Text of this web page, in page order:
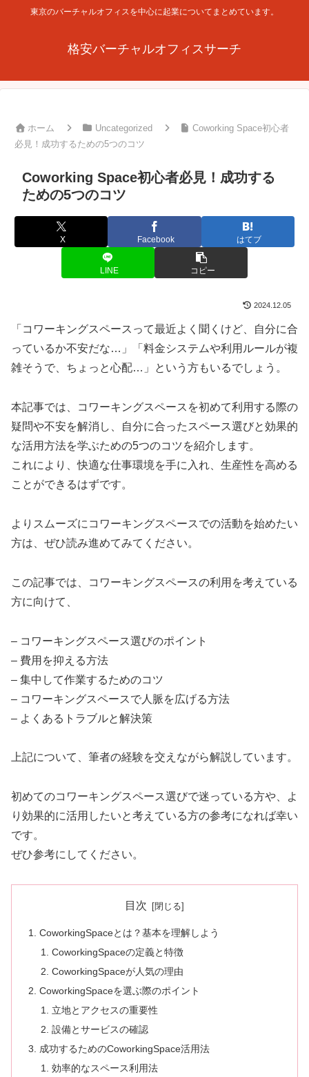
東京のバーチャルオフィスを中心に起業についてまとめています。
格安バーチャルオフィスサーチ
ホーム Uncategorized
Coworking Space初心者
必見！成功するための5つのコツ
Coworking Space初心者必見！成功する
ための5つのコツ
X Facebook はてブ
LINE コピー
2024.12.05
「コワーキングスペースって最近よく聞くけど、自分に合
っているか不安だな…」「料金システムや利用ルールが複
雑そうで、ちょっと心配…」という方もいるでしょう。
本記事では、コワーキングスペースを初めて利用する際の
疑問や不安を解消し、自分に合ったスペース選びと効果的
な活用方法を学ぶための5つのコツを紹介します。
これにより、快適な仕事環境を手に入れ、生産性を高める
ことができるはずです。
よりスムーズにコワーキングスペースでの活動を始めたい
方は、ぜひ読み進めてみてください。
この記事では、コワーキングスペースの利用を考えている
方に向けて、
– コワーキングスペース選びのポイント
– 費用を抑える方法
– 集中して作業するためのコツ
– コワーキングスペースで人脈を広げる方法
– よくあるトラブルと解決策
上記について、筆者の経験を交えながら解説しています。
初めてのコワーキングスペース選びで迷っている方や、よ
り効果的に活用したいと考えている方の参考になれば幸い
です。
ぜひ参考にしてください。
目次
CoworkingSpaceとは？基本を理解しよう
CoworkingSpaceの定義と特徴
CoworkingSpaceが人気の理由
CoworkingSpaceを選ぶ際のポイント
立地とアクセスの重要性
設備とサービスの確認
成功するためのCoworkingSpace活用法
効率的なスペース利用法